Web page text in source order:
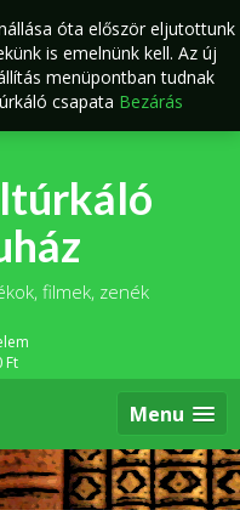
filmek, zenék
Ft
Menu
óta először eljutottunk
is emelnünk kell. Az új
menüpontban tudnak
csapata Bezárás